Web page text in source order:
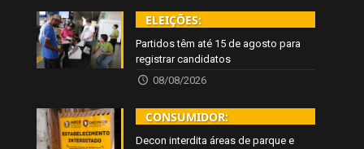
ELEIÇÕES:
Partidos têm até 15 de agosto para
registrar candidatos
08/08/2026
CONSUMIDOR:
Decon interdita áreas de parque e